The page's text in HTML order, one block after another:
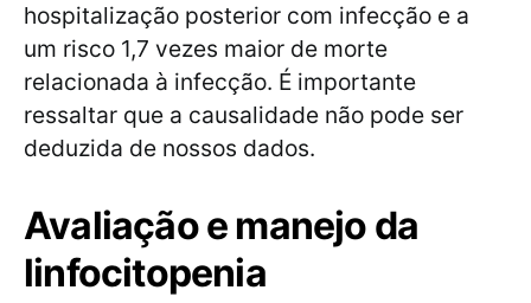
hospitalização posterior com infecção e a
um risco 1,7 vezes maior de morte
relacionada à infecção. É importante
ressaltar que a causalidade não pode ser
deduzida de nossos dados.
Avaliação e manejo da
linfocitopenia